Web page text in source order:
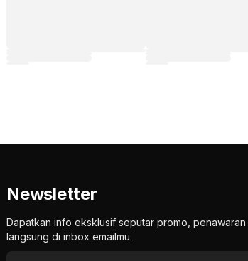
Newsletter
Dapatkan info eksklusif seputar promo,
langsung di inbox emailmu.